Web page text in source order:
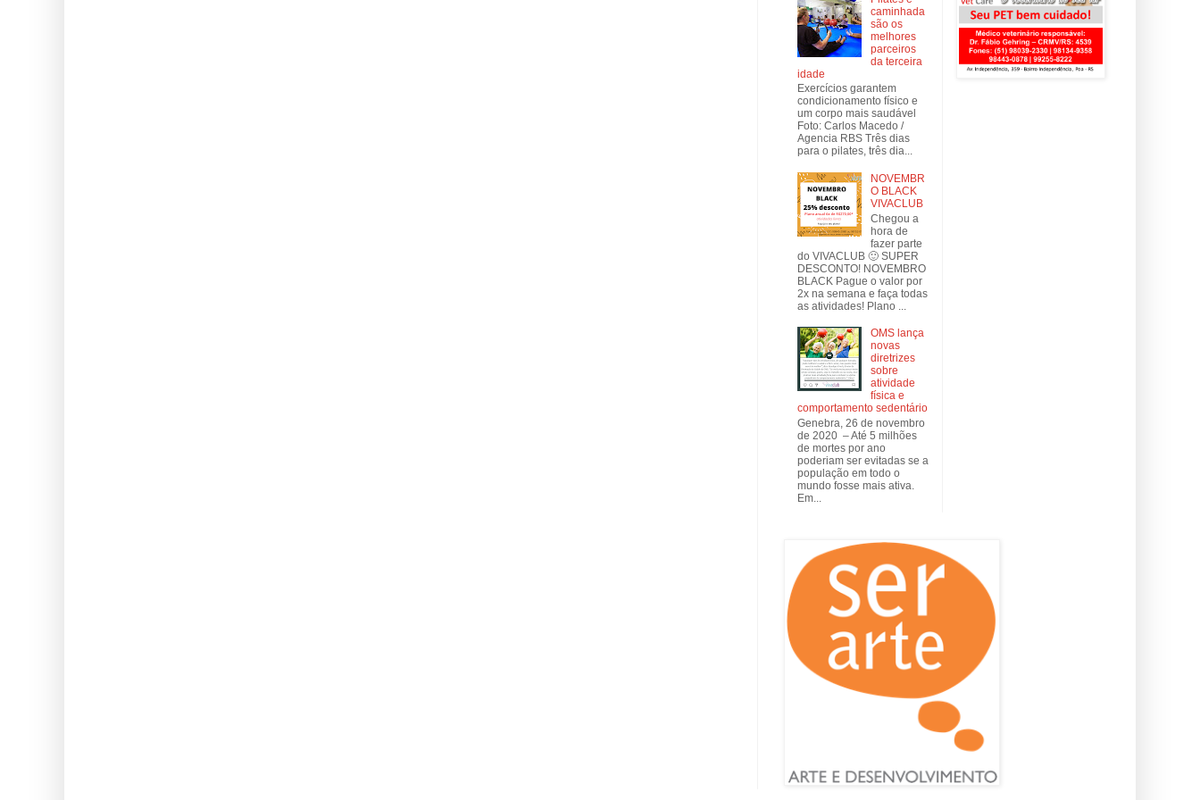
caminhada
são os
melhores
parceiros
da terceira
idade
Exercícios garantem
condicionamento físico e
um corpo mais saudável
Foto: Carlos Macedo /
Agencia RBS Três dias
para o pilates, três dia...
NOVEMBR
O BLACK
VIVACLUB
Chegou a
hora de
fazer parte
do VIVACLUB 🙂 SUPER
DESCONTO! NOVEMBRO
BLACK Pague o valor por
2x na semana e faça todas
as atividades! Plano ...
OMS lança
novas
diretrizes
sobre
atividade
física e
comportamento sedentário
Genebra, 26 de novembro
de 2020 – Até 5 milhões
de mortes por ano
poderiam ser evitadas se a
população em todo o
mundo fosse mais ativa.
Em...